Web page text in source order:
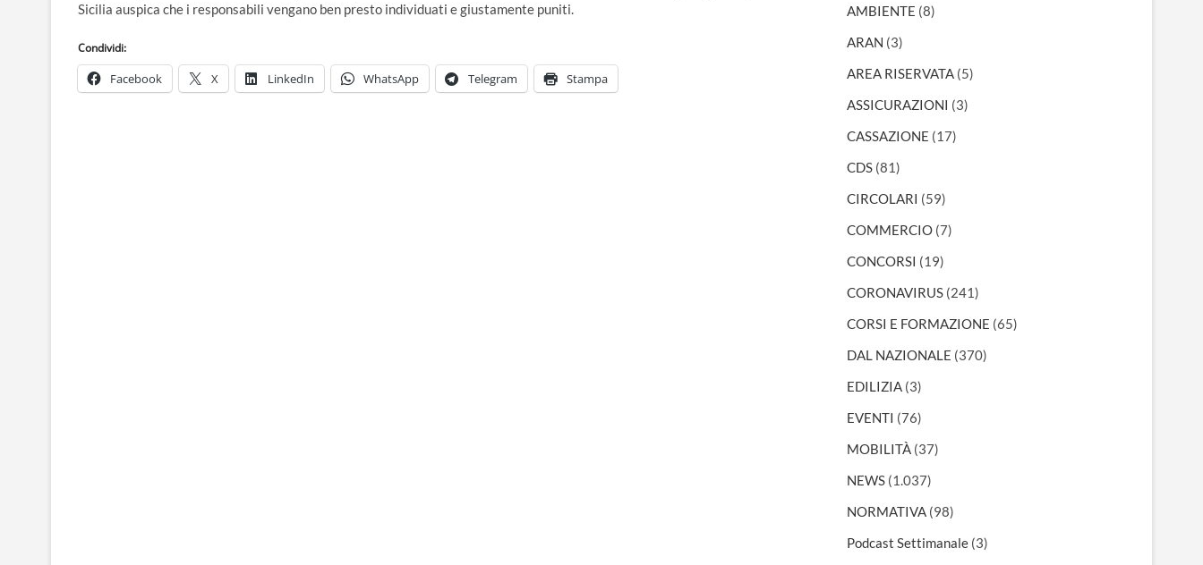
Sicilia auspica che i responsabili vengano ben presto individuati e giustamente puniti.
Condividi:
Facebook X LinkedIn WhatsApp Telegram Stampa
AMBIENTE (8)
ARAN (3)
AREA RISERVATA (5)
ASSICURAZIONI (3)
CASSAZIONE (17)
CDS (81)
CIRCOLARI (59)
COMMERCIO (7)
CONCORSI (19)
CORONAVIRUS (241)
CORSI E FORMAZIONE (65)
DAL NAZIONALE (370)
EDILIZIA (3)
EVENTI (76)
MOBILITÀ (37)
NEWS (1.037)
NORMATIVA (98)
Podcast Settimanale (3)